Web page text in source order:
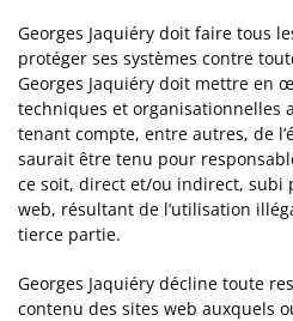
Georges Jaquiéry doit faire tous
protéger ses systèmes contre
Georges Jaquiéry doit mettre en
techniques et organisationnelles
tenant compte, entre autres, de
saurait être tenu pour
ce soit, direct et/ou indirect,
web, résultant de l’utilisation
tierce partie.
Georges Jaquiéry décline toute
contenu des sites web auxquels